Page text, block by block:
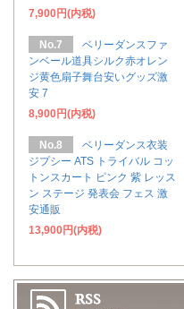
7,900円(内税)
No.7
ベリーダンスファ
ンベール道具シルク赤オレン
ジ黄色扇子舞台安いグッズ激
安 7
8,900円(内税)
No.8
ベリーダンス衣装
ジプシー ATS トライバル コッ
トンスカート ピンク 紫 レッス
ン ステージ 発表会 フェス 激
安通販
13,900円(内税)